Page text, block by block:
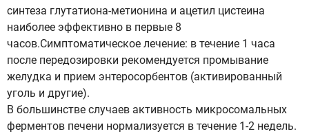
синтеза глутатиона-метионина и ацетил цистеина
наиболее эффективно в первые 8
часов.Симптоматическое лечение: в течение 1 часа
после передозировки рекомендуется промывание
желудка и прием энтеросорбентов (активированный
уголь и другие).
В большинстве случаев активность микросомальных
ферментов печени нормализуется в течение 1-2 недель.